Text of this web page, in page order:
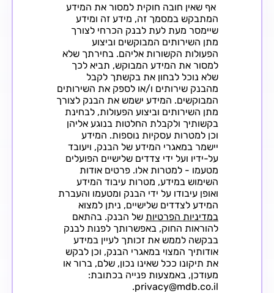
אף שאין חובה חוקית למסור את המידע
המתבקש במסמך זה, מידע זה ומידע
שיימסר מעת לעת לבנק הכרחי לצורך
מתן השירותים המבוקשים וביצוע
הפעולות הקשורות אליהם. בחירתך שלא
למסור את המידע המבוקש, תביא לכך
שלא נוכל לבחון את בקשתך לקבל
מהבנק שירותים ו/או לספק את השירותים
המבוקשים. המידע ישמש את הבנק לצורך
מתן השירותים וביצוע הפעולות, לבחינת
בקשותיך ולקבלת החלטות בנוגע אליהן
וכן למטרות עסקיות נוספות. המידע
יישמר במאגרי המידע של הבנק, ויעובד
על-ידיו ועל ידי צדדים שלישיים הפועלים
מטעמו - למטרות אלו. פרטים אודות
השימוש במידע, מטרות עיבוד המידע
ואופן עיבודו על ידי הבנק ומטעמו והעברת
המידע לצדדים שלישיים, ניתן למצוא
במדיניות הפרטיות של הבנק. בהתאם
להוראות החוק, באפשרותך לפנות לבנק
בבקשה לממש את זכותך לעיין במידע
אודותיך המצוי במאגרי הבנק, וכן לבקש
את תיקונו ככל שאינו נכון, שלם, ברור או
מעודכן, באמצעות פנייה בכתובת:
privacy@mdb.co.il.